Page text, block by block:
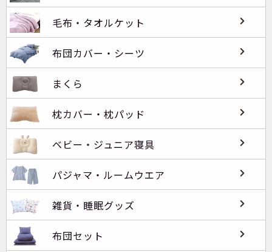
毛布・タオルケット
布団カバー・シーツ
まくら
枕カバー・枕パッド
ベビー・ジュニア寝具
パジャマ・ルームウエア
雑貨・睡眠グッズ
布団セット